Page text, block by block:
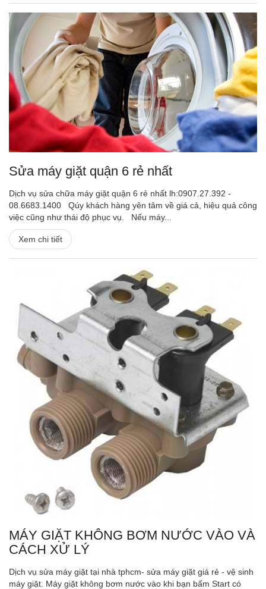
Sửa máy giặt quận 6 rẻ nhất
Dịch vụ sửa chữa máy giặt quận 6 rẻ nhất lh:0907.27.392 -
08.6683.1400 Qúy khách hàng yên tâm về giá cả, hiệu quả công
việc cũng như thái độ phục vụ. Nếu máy...
Xem chi tiết
MÁY GIẶT KHÔNG BƠM NƯỚC VÀO VÀ
CÁCH XỬ LÝ
Dịch vụ sửa máy giặt tại nhà tphcm- sửa máy giặt giá rẻ - vệ sinh
máy giặt. Máy giặt không bơm nước vào khi bạn bấm Start có